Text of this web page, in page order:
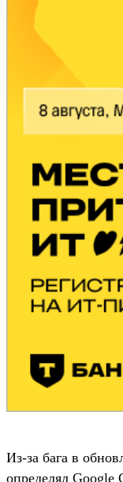
Из-за бага в
определял Google